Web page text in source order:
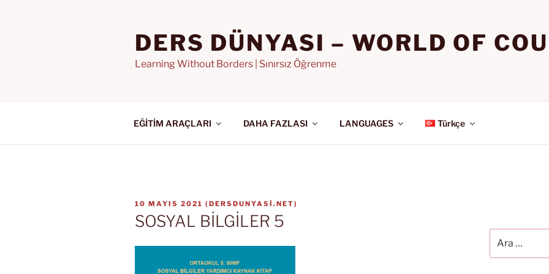
DERS DÜNYASI – WORLD OF
Learning Without Borders | Sınırsız Öğrenme
EĞİTİM ARAÇLARI DAHA FAZLASI LANGUAGES Türkçe
YAYIM
TARIHI
10 MAYIS 2021 (DERSDUNYASI.NET)
SOSYAL BİLGİLER 5